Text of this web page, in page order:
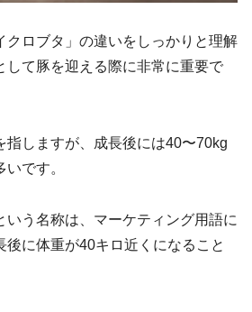
クロブタ」の違いをしっかりと理解
して豚を迎える際に非常に重要で
指しますが、成長後には40〜70kg
です。
いう名称は、マーケティング用語に
後に体重が40キロ近くになること